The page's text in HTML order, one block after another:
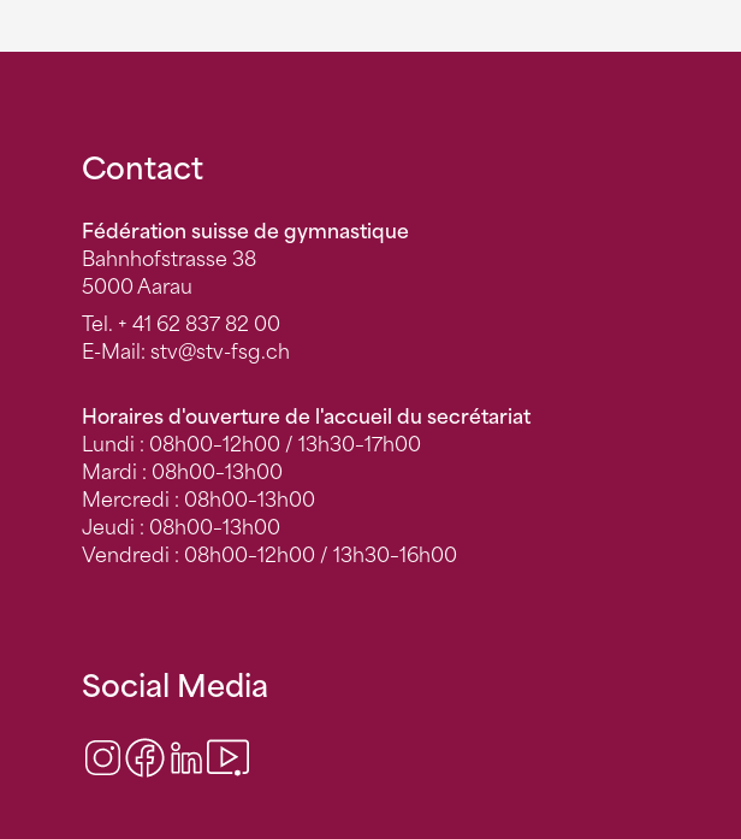
Fusszeile
Contact
Fédération suisse de gymnastique
Bahnhofstrasse 38
5000 Aarau
Tel. + 41 62 837 82 00
E-Mail: stv@stv-fsg.ch
Horaires d'ouverture de l'accueil du secrétariat
Lundi : 08h00–12h00 / 13h30–17h00
Mardi : 08h00–13h00
Mercredi : 08h00–13h00
Jeudi : 08h00–13h00
Vendredi : 08h00–12h00 / 13h30–16h00
Social Media
Instagram
Facebook
LinkedIn